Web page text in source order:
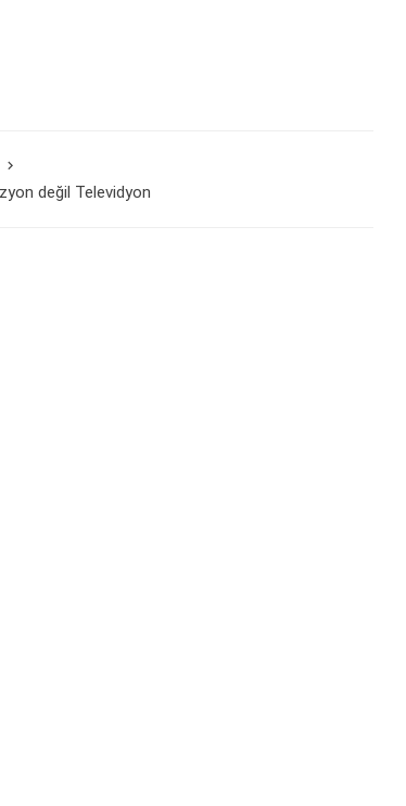
değil Televidyon